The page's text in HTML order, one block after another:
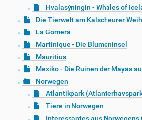
Hvalasýningin - Whales of
Die Tierwelt am Kalscheurer
La Gomera
Martinique - Die Blumeninsel
Mauritius
Mexiko - Die Ruinen der Mayas
Norwegen
Atlantikpark
Tiere in Norwegen
Interessantes aus Norwegens